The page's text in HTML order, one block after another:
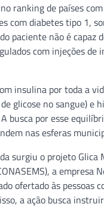
no ranking de países
diabetes tipo 1,
paciente não é
com injeções
insulina por toda a
glicose no sangue) e
busca por esse
nas esferas
surgiu o projeto
a empresa
ofertado às pessoas
a ação busca